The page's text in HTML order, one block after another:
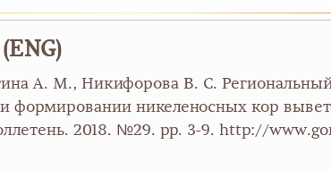
А. М., Никифорова В. С.
формировании никеленосных кор
2018. №29. pp. 3-9. http://